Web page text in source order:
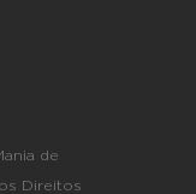
de
Direitos